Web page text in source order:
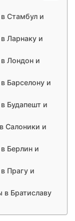
Стамбул и
Ларнаку и
Лондон и
Барселону и
Будапешт и
Салоники и
Берлин и
Прагу и
Братиславу